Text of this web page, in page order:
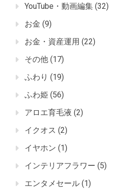
YouTube・動画編集 (32)
お金 (9)
お金・資産運用 (22)
その他 (17)
ふわり (19)
ふわ姫 (56)
アロエ育毛液 (2)
イクオス (2)
イヤホン (1)
インテリアフラワー (5)
エンタメセール (1)